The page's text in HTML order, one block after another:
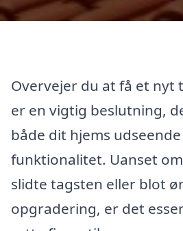
Overvejer du at få et nyt
er en vigtig beslutning,
både dit hjems
funktionalitet. Uanset
slidte tagsten eller blot
opgradering, er det